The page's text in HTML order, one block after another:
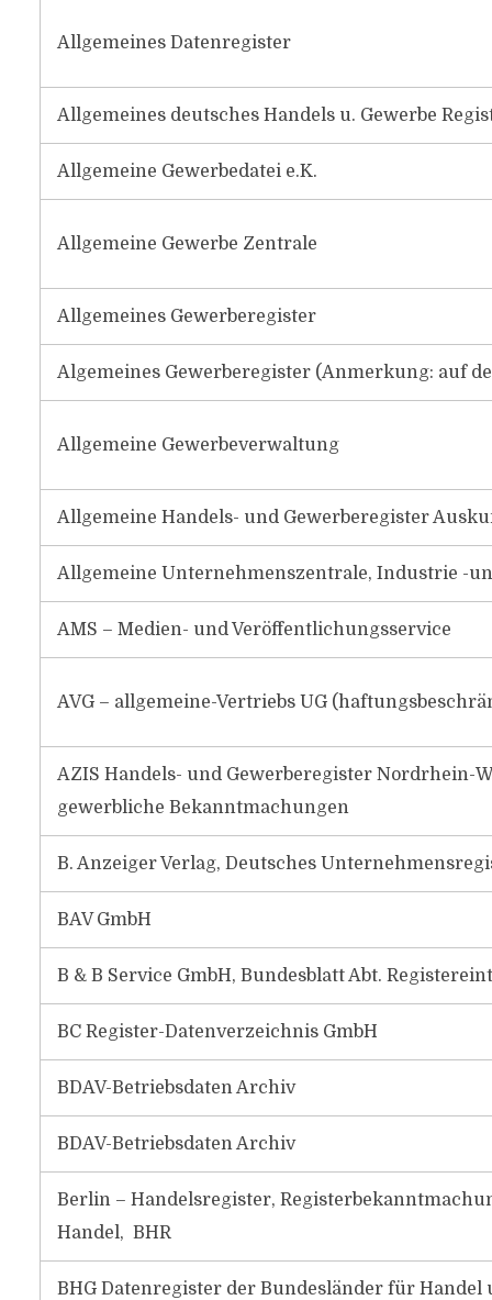
Allgemeines Datenregister
Allgemeines deutsches Handels u. Gewerbe
Allgemeine Gewerbedatei e.K.
Allgemeine Gewerbe Zentrale
Allgemeines Gewerberegister
Algemeines Gewerberegister (Anmerkung: auf
Allgemeine Gewerbeverwaltung
Allgemeine Handels- und Gewerberegister
Allgemeine Unternehmenszentrale, Industrie -
AMS – Medien- und Veröffentlichungsservice
AVG – allgemeine-Vertriebs UG
AZIS Handels- und Gewerberegister
gewerbliche Bekanntmachungen
B. Anzeiger Verlag, Deutsches
BAV GmbH
B & B Service GmbH, Bundesblatt Abt.
BC Register-Datenverzeichnis GmbH
BDAV-Betriebsdaten Archiv
BDAV-Betriebsdaten Archiv
Berlin – Handelsregister,
Handel, BHR
BHG Datenregister der Bundesländer für